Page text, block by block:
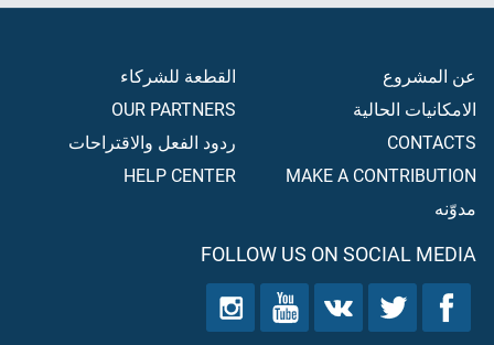
عن المشروع
الامكانيات الحالية
CONTACTS
MAKE A CONTRIBUTION
مدوّنه
القطعة للشركاء
OUR PARTNERS
ردود الفعل والاقتراحات
HELP CENTER
FOLLOW US ON SOCIAL MEDIA